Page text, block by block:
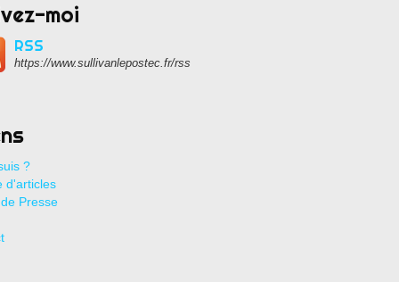
moi
RSS
https://www.sullivanlepostec.fr/rss
?
d'articles
Presse